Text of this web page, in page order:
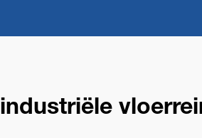
industriële